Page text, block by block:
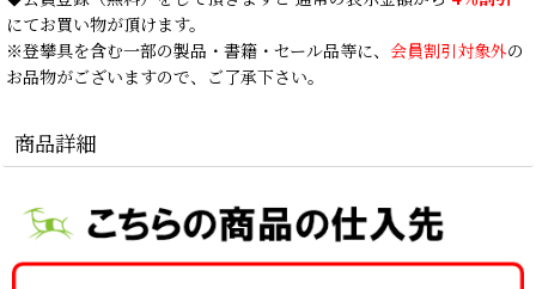
にてお買い物が頂けます。
※登攀具を含む一部の製品・書籍・セール品等に、 会員割引対象外の
お品物がございますので、ご了承下さい。
商品詳細